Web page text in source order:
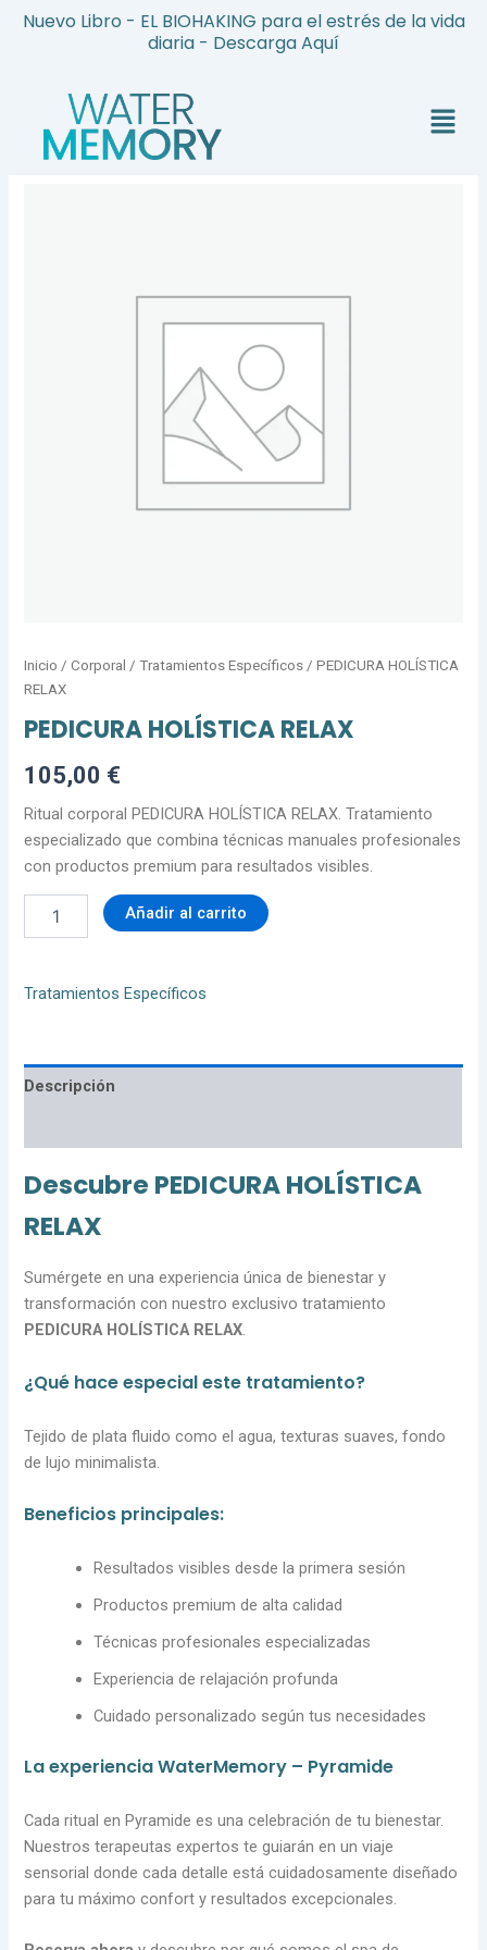
Nuevo Libro - EL BIOHAKING para el estrés de la vida
diaria - Descarga Aquí
Menú
Inicio /Corporal /Tratamientos Específicos / PEDICURA HOLÍSTICA
RELAX
PEDICURA HOLÍSTICA RELAX
105,00 €
Ritual corporal PEDICURA HOLÍSTICA RELAX. Tratamiento
especializado que combina técnicas manuales profesionales
con productos premium para resultados visibles.
Añadir al carrito
Tratamientos Específicos
Descripción
Descubre PEDICURA HOLÍSTICA
RELAX
Sumérgete en una experiencia única de bienestar y
transformación con nuestro exclusivo tratamiento
PEDICURA HOLÍSTICA RELAX.
¿Qué hace especial este tratamiento?
Tejido de plata fluido como el agua, texturas suaves, fondo
de lujo minimalista.
Beneficios principales:
Resultados visibles desde la primera sesión
Productos premium de alta calidad
Técnicas profesionales especializadas
Experiencia de relajación profunda
Cuidado personalizado según tus necesidades
La experiencia WaterMemory – Pyramide
Cada ritual en Pyramide es una celebración de tu bienestar.
Nuestros terapeutas expertos te guiarán en un viaje
sensorial donde cada detalle está cuidadosamente diseñado
para tu máximo confort y resultados excepcionales.